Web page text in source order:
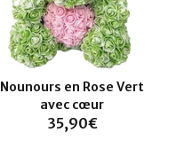
Nounours en Rose Vert
avec cœur
35,90€